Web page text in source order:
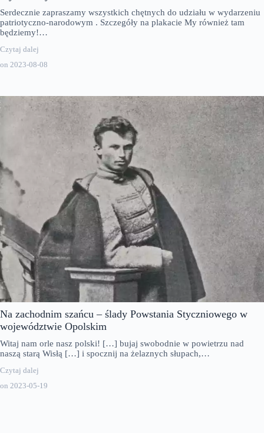
on 2023-08-08
Serdecznie zapraszamy wszystkich chętnych do udziału w wydarzeniu
patriotyczno-narodowym . Szczegóły na plakacie My również tam
będziemy!…
Czytaj dalej
Na zachodnim szańcu – ślady Powstania Styczniowego w
województwie Opolskim
on 2023-05-19
Witaj nam orle nasz polski! […] bujaj swobodnie w powietrzu nad
naszą starą Wisłą […] i spocznij na żelaznych słupach,…
Czytaj dalej